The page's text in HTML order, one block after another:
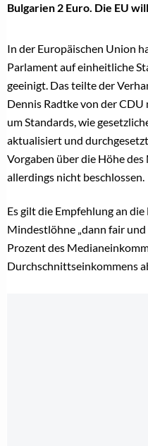
Bulgarien 2 Euro. Die EU
In der Europäischen Union
Parlament auf einheitliche
geeinigt. Das teilte der
Dennis Radtke von der
um Standards, wie
aktualisiert und
Vorgaben über die Höhe
allerdings nicht beschlossen.
Es gilt die Empfehlung an
Mindestlöhne „dann fair und
Prozent des
Durchschnittseinkommens